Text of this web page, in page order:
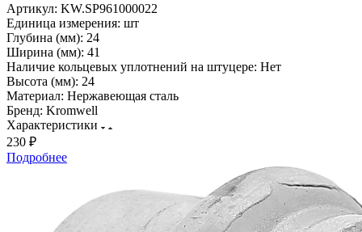
Артикул: KW.SP961000022
Единица измерения: шт
Глубина (мм): 24
Ширина (мм): 41
Наличие кольцевых уплотнений на штуцере: Нет
Высота (мм): 24
Материал: Нержавеющая сталь
Бренд: Kromwell
Характеристики
230 ₽
Подробнее